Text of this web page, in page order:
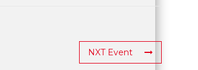
NXT Event